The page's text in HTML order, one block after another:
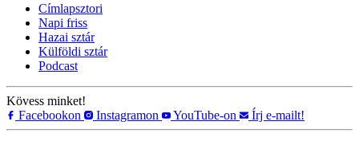
Címlapsztori
Napi friss
Hazai sztár
Külföldi sztár
Podcast
Kövess minket!
Facebookon
Instagramon YouTube-on Írj e-mailt!